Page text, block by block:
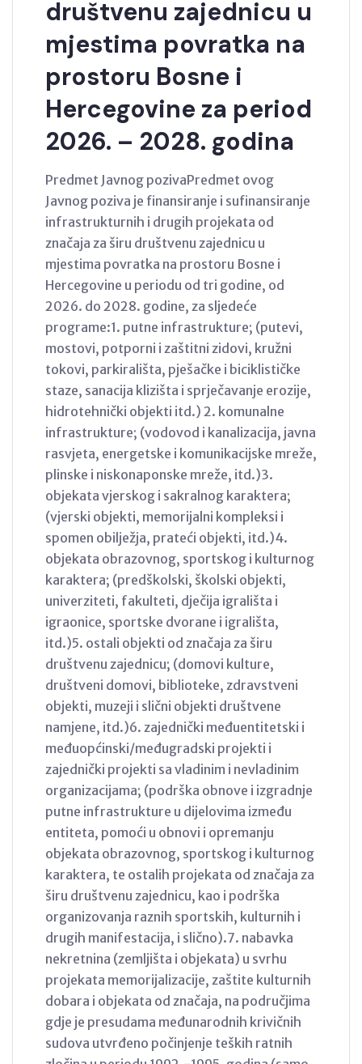
društvenu zajednicu u
mjestima povratka na
prostoru Bosne i
Hercegovine za period
2026. – 2028. godina
Predmet Javnog pozivaPredmet ovog
Javnog poziva je finansiranje i sufinansiranje
infrastrukturnih i drugih projekata od
značaja za širu društvenu zajednicu u
mjestima povratka na prostoru Bosne i
Hercegovine u periodu od tri godine, od
2026. do 2028. godine, za sljedeće
programe:1. putne infrastrukture; (putevi,
mostovi, potporni i zaštitni zidovi, kružni
tokovi, parkirališta, pješačke i biciklističke
staze, sanacija klizišta i sprječavanje erozije,
hidrotehnički objekti itd.) 2. komunalne
infrastrukture; (vodovod i kanalizacija, javna
rasvjeta, energetske i komunikacijske mreže,
plinske i niskonaponske mreže, itd.)3.
objekata vjerskog i sakralnog karaktera;
(vjerski objekti, memorijalni kompleksi i
spomen obilježja, prateći objekti, itd.)4.
objekata obrazovnog, sportskog i kulturnog
karaktera; (predškolski, školski objekti,
univerziteti, fakulteti, dječija igrališta i
igraonice, sportske dvorane i igrališta,
itd.)5. ostali objekti od značaja za širu
društvenu zajednicu; (domovi kulture,
društveni domovi, biblioteke, zdravstveni
objekti, muzeji i slični objekti društvene
namjene, itd.)6. zajednički međuentitetski i
međuopćinski/međugradski projekti i
zajednički projekti sa vladinim i nevladinim
organizacijama; (podrška obnove i izgradnje
putne infrastrukture u dijelovima između
entiteta, pomoći u obnovi i opremanju
objekata obrazovnog, sportskog i kulturnog
karaktera, te ostalih projekata od značaja za
širu društvenu zajednicu, kao i podrška
organizovanja raznih sportskih, kulturnih i
drugih manifestacija, i slično).7. nabavka
nekretnina (zemljišta i objekata) u svrhu
projekata memorijalizacije, zaštite kulturnih
dobara i objekata od značaja, na područjima
gdje je presudama međunarodnih krivičnih
sudova utvrđeno počinjenje teških ratnih